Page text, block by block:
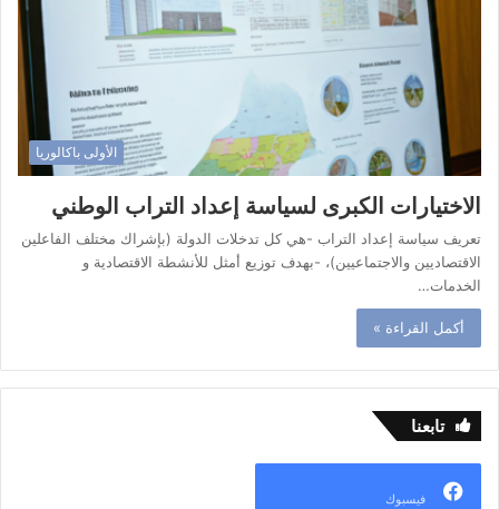
الأولى باكالوريا
الاختيارات الكبرى لسياسة إعداد التراب الوطني
تعريف سياسة إعداد التراب -هي كل تدخلات الدولة (بإشراك مختلف الفاعلين
الاقتصاديين والاجتماعيين)، -بهدف توزيع أمثل للأنشطة الاقتصادية و
الخدمات…
أكمل القراءة »
تابعنا
فيسبوك